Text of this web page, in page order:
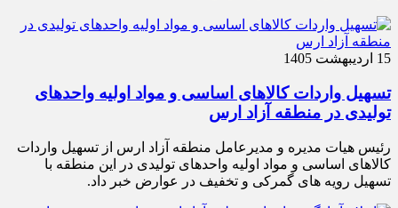
15 اردیبهشت 1405
تسهیل واردات کالاهای اساسی و مواد اولیه واحدهای
تولیدی در منطقه آزاد ارس
رئیس هیات مدیره و مدیرعامل منطقه آزاد ارس از تسهیل واردات
کالاهای اساسی و مواد اولیه واحدهای تولیدی در این منطقه با
تسهیل رویه های گمرکی و تخفیف در عوارض خبر داد.